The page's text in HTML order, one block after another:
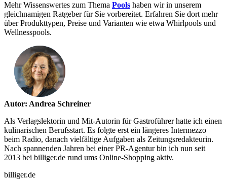
Mehr Wissenswertes zum Thema Pools haben wir in unserem
gleichnamigen Ratgeber für Sie vorbereitet. Erfahren Sie dort mehr
über Produkttypen, Preise und Varianten wie etwa Whirlpools und
Wellnesspools.
Autor: Andrea Schreiner
Als Verlagslektorin und Mit-Autorin für Gastroführer hatte ich einen
kulinarischen Berufsstart. Es folgte erst ein längeres Intermezzo
beim Radio, danach vielfältige Aufgaben als Zeitungsredakteurin.
Nach spannenden Jahren bei einer PR-Agentur bin ich nun seit
2013 bei billiger.de rund ums Online-Shopping aktiv.
billiger.de